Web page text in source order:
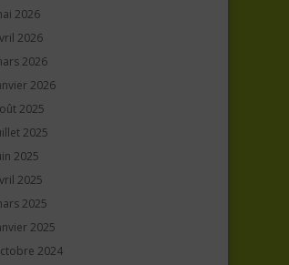
2026
2026
2026
2026
2025
2025
2025
2025
2025
2025
2024